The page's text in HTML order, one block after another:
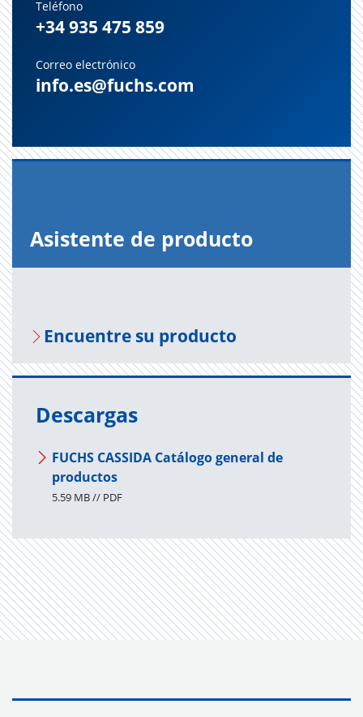
Teléfono
+34 935 475 859
Correo electrónico
info.es@fuchs.com
Asis­ten­te de pro­duc­to
En­cuen­tre su pro­duc­to
Descargas
FUCHS CASSIDA Catálogo general de
productos
5.59 MB // PDF